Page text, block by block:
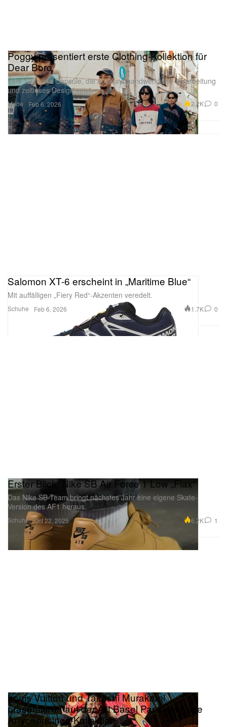
Mode
Poggy präsentiert erste Clothing-Kollektion für
Dear Boro
Eine 12-teilige Capsule, die auf kunsthandwerkliche Verarbeitung
und zeitloses Design setzt.
Feb 6, 2026 2.2K 0
Schuhe
Salomon XT-6 erscheint in „Maritime Blue“
Mit auffälligen „Fiery Red“-Akzenten veredelt.
Feb 6, 2026 1.7K 0
Schuhe
Erster Blick: Nike SB Air Force 1 Low „Flax“
Das Nike SB-Team bringt nächstes Jahr eine eigene Skate-
Version des AF1 heraus.
Oct 22, 2025 6.2K 1
Louis Vuitton und Takashi Murakami
präsentieren auf der Art Basel Paris die neue
Artycapucines-Kollektion